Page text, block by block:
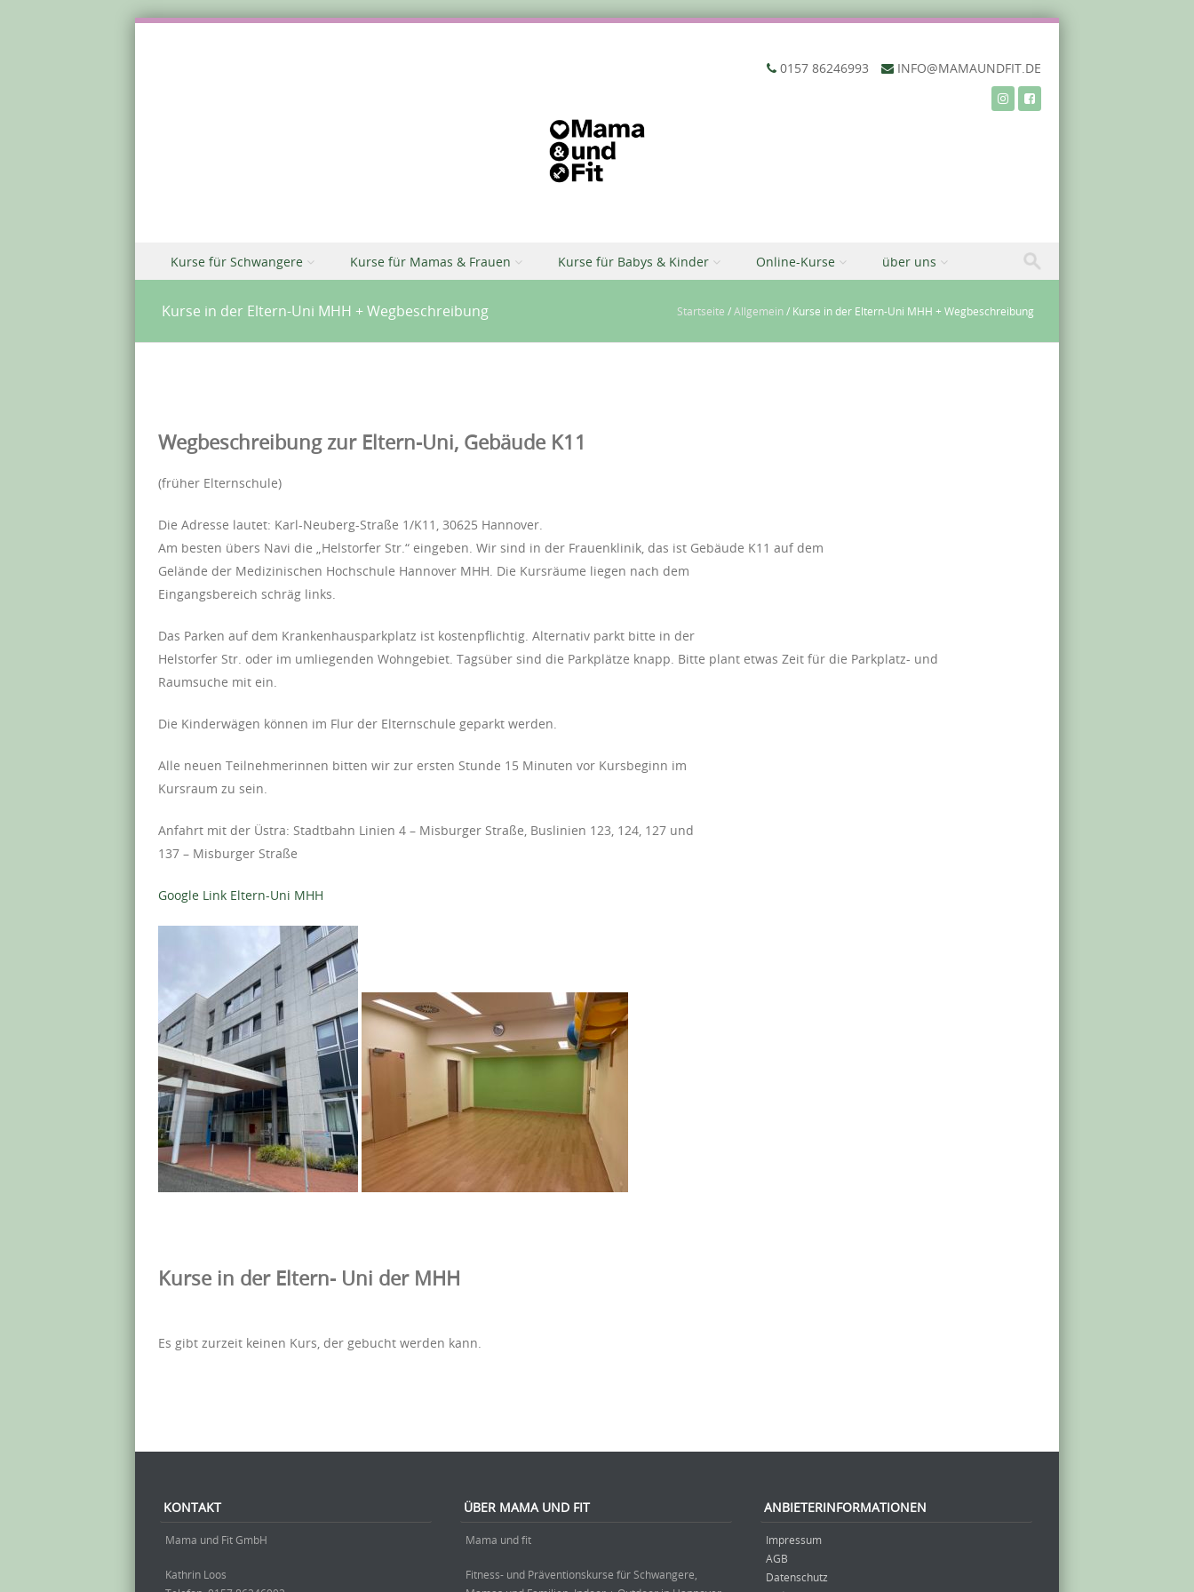
‭0157 86246993‬ INFO@MAMAUNDFIT.DE
Menü
Zu Inhalt springen
Kurse für Schwangere Kurse für Mamas & Frauen Kurse für Babys & Kinder Online-Kurse über uns
Kurse in der Eltern-Uni MHH + Wegbeschreibung Startseite /Allgemein/ Kurse in der Eltern-Uni MHH + Wegbeschreibung
Wegbeschreibung zur Eltern-Uni, Gebäude K11
(früher Elternschule)
Die Adresse lautet: Karl-Neuberg-Straße 1/K11, 30625 Hannover.
Am besten übers Navi die „Helstorfer Str.“ eingeben. Wir sind in der Frauenklinik, das ist Gebäude K11 auf dem
Gelände der Medizinischen Hochschule Hannover MHH. Die Kursräume liegen nach dem
Eingangsbereich schräg links.
Das Parken auf dem Krankenhausparkplatz ist kostenpflichtig. Alternativ parkt bitte in der
Helstorfer Str. oder im umliegenden Wohngebiet. Tagsüber sind die Parkplätze knapp. Bitte plant etwas Zeit für die Parkplatz- und
Raumsuche mit ein.
Die Kinderwägen können im Flur der Elternschule geparkt werden.
Alle neuen Teilnehmerinnen bitten wir zur ersten Stunde 15 Minuten vor Kursbeginn im
Kursraum zu sein.
Anfahrt mit der Üstra: Stadtbahn Linien 4 – Misburger Straße, Buslinien 123, 124, 127 und
137 – Misburger Straße
Google Link Eltern-Uni MHH
Kurse in der Eltern- Uni der MHH
Es gibt zurzeit keinen Kurs, der gebucht werden kann.
KONTAKT
Mama und Fit GmbH
Kathrin Loos
ÜBER MAMA UND FIT
Mama und fit
Fitness- und Präventionskurse für Schwangere,
ANBIETERINFORMATIONEN
Impressum
AGB
Datenschutz